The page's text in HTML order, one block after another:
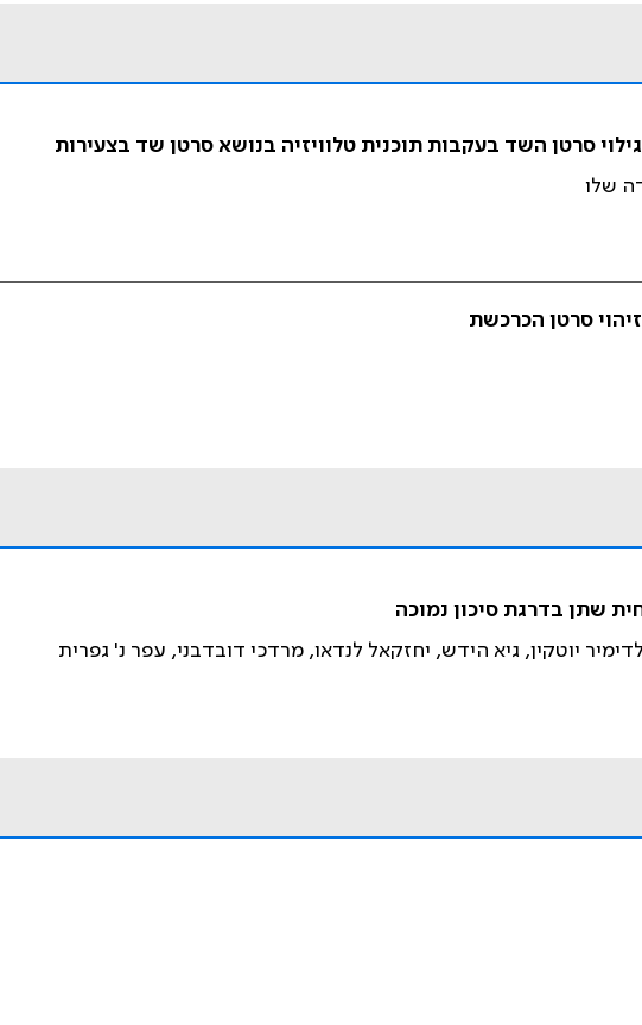
סרטן השד בעקבות תוכנית טלוויזיה בנושא סרטן שד בצעירות
שלו
סרטן הכרכשת
שתן בדרגת סיכון נמוכה
יוטקין, גיא הידש, יחזקאל לנדאו, מרדכי דובדבני, עפר נ' גפרית